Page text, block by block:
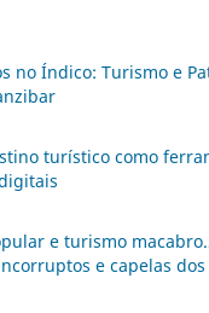
no Índico: Turismo e
turístico como
e turismo
e capelas dos